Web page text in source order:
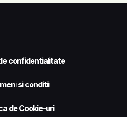
confidentialitate
si conditii
de Cookie-uri